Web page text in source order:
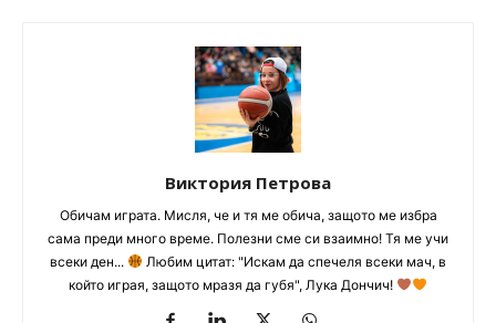
Виктория Петрова
Обичам играта. Мисля, че и тя ме обича, защото ме избра
сама преди много време. Полезни сме си взаимно! Тя ме учи
всеки ден...
Любим цитат: "Искам да спечеля всеки мач, в
който играя, защото мразя да губя", Лука Дончич!